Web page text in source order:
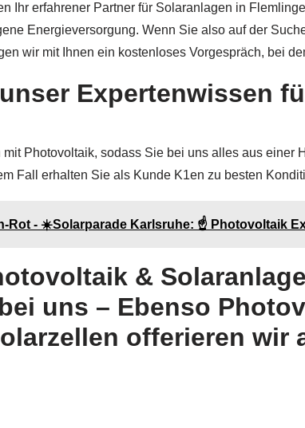
Ihr erfahrener Partner für Solaranlagen in
Energieversorgung. Wenn Sie also auf der
wir mit Ihnen ein kostenloses Vorgespräch, bei
Expertenwissen
Photovoltaik, sodass Sie bei uns alles aus einer
Fall erhalten Sie als Kunde K1en zu besten
Rot - ☀️Solarparade Karlsruhe: ☝️ Photovoltaik
&
uns – Ebenso
offerieren wir